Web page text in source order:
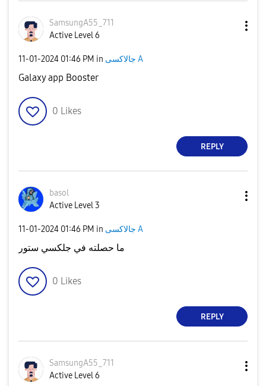
SamsungA55_711
Active Level 6
‎11-01-2024 01:46 PM in جالاكسى A
Galaxy app Booster
0 Likes
REPLY
basol
Active Level 3
‎11-01-2024 01:46 PM in جالاكسى A
ما حصلته في جلكسي ستور
0 Likes
REPLY
SamsungA55_711
Active Level 6